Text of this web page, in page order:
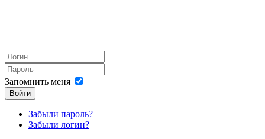
Запомнить меня
Войти
Забыли пароль?
Забыли логин?